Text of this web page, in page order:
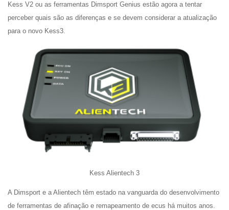
Kess V2 ou as ferramentas Dimsport Genius estão agora a tentar
perceber quais são as diferenças e se devem considerar a atualização
para o novo Kess3.
Kess Alientech 3
A Dimsport e a Alientech têm estado na vanguarda do desenvolvimento
de ferramentas de afinação e remapeamento de ecus há muitos anos.